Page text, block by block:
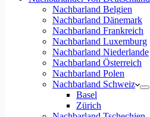
Nachbarland Belgien
Nachbarland Dänemark
Nachbarland Frankreich
Nachbarland Luxemburg
Nachbarland Niederlande
Nachbarland Österreich
Nachbarland Polen
Nachbarland Schweiz
Basel
Zürich